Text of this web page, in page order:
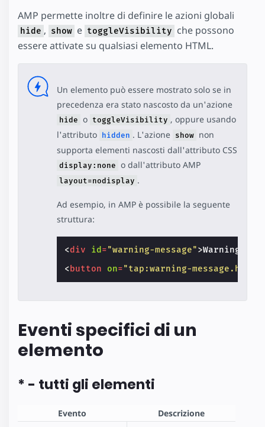
AMP permette inoltre di definire le azioni globali
hide , show e toggleVisibility che possono
essere attivate su qualsiasi elemento HTML.
Un elemento può essere mostrato solo se in
precedenza era stato nascosto da un'azione
hide o toggleVisibility , oppure usando
l'attributo hidden . L'azione show non
supporta elementi nascosti dall'attributo CSS
display:none o dall'attributo AMP
layout=nodisplay .
Ad esempio, in AMP è possibile la seguente
struttura:
<div id ="warning-message">Warning...
<button on="tap:warning-message.hide"
Eventi specifici di un
elemento
* - tutti gli elementi
Evento Descrizione